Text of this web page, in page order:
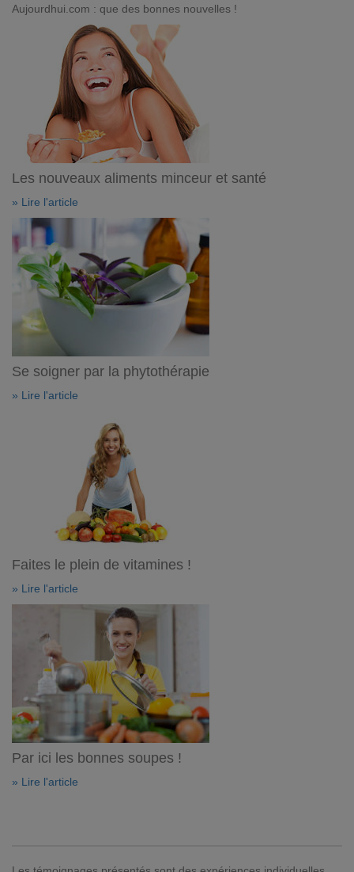
Aujourdhui.com : que des bonnes nouvelles !
Les nouveaux aliments minceur et santé
» Lire l'article
Se soigner par la phytothérapie
» Lire l'article
Faites le plein de vitamines !
» Lire l'article
Par ici les bonnes soupes !
» Lire l'article